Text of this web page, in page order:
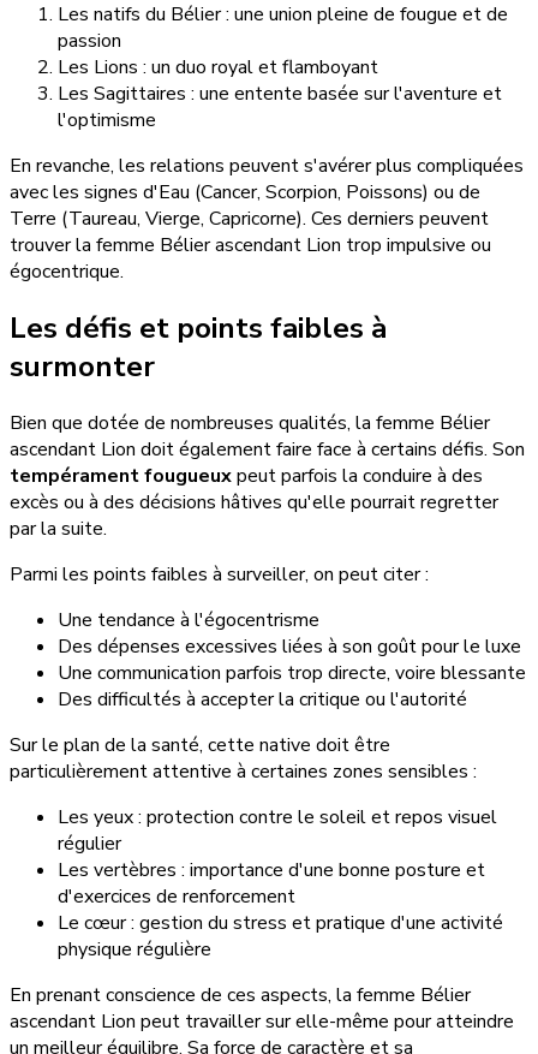
Les natifs du Bélier : une union pleine de fougue et de
passion
Les Lions : un duo royal et flamboyant
Les Sagittaires : une entente basée sur l'aventure et
l'optimisme
En revanche, les relations peuvent s'avérer plus compliquées
avec les signes d'Eau (Cancer, Scorpion, Poissons) ou de
Terre (Taureau, Vierge, Capricorne). Ces derniers peuvent
trouver la femme Bélier ascendant Lion trop impulsive ou
égocentrique.
Les défis et points faibles à
surmonter
Bien que dotée de nombreuses qualités, la femme Bélier
ascendant Lion doit également faire face à certains défis. Son
tempérament fougueuxpeut parfois la conduire à des
excès ou à des décisions hâtives qu'elle pourrait regretter
par la suite.
Parmi les points faibles à surveiller, on peut citer :
Une tendance à l'égocentrisme
Des dépenses excessives liées à son goût pour le luxe
Une communication parfois trop directe, voire blessante
Des difficultés à accepter la critique ou l'autorité
Sur le plan de la santé, cette native doit être
particulièrement attentive à certaines zones sensibles :
Les yeux : protection contre le soleil et repos visuel
régulier
Les vertèbres : importance d'une bonne posture et
d'exercices de renforcement
Le cœur : gestion du stress et pratique d'une activité
physique régulière
En prenant conscience de ces aspects, la femme Bélier
ascendant Lion peut travailler sur elle-même pour atteindre
un meilleur équilibre. Sa force de caractère et sa